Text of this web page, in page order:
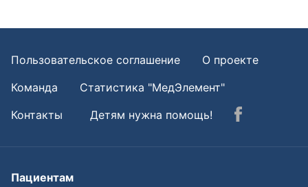
Пользовательское соглашение
О проекте
Команда
Статистика "МедЭлемент"
Контакты
Детям нужна помощь!
Пациентам